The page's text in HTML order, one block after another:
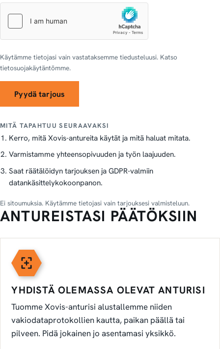
Käytämme tietojasi vain vastataksemme tiedusteluusi. Katso
tietosuojakäytäntömme.
Pyydä tarjous
MITÄ TAPAHTUU SEURAAVAKSI
Kerro, mitä Xovis-antureita käytät ja mitä haluat mitata.
Varmistamme yhteensopivuuden ja työn laajuuden.
Saat räätälöidyn tarjouksen ja GDPR-valmiin
datankäsittelykokoonpanon.
Ei sitoumuksia. Käytämme tietojasi vain tarjouksesi valmisteluun.
ANTUREISTASI PÄÄTÖKSIIN
YHDISTÄ OLEMASSA OLEVAT ANTURISI
Tuomme Xovis-anturisi alustallemme niiden
vakiodataprotokollien kautta, paikan päällä tai
pilveen. Pidä jokainen jo asentamasi yksikkö.